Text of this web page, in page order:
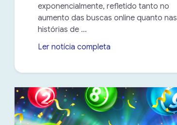
exponencialmente, refletido tanto no
aumento das buscas online quanto nas
histórias de ...
Ler notícia completa